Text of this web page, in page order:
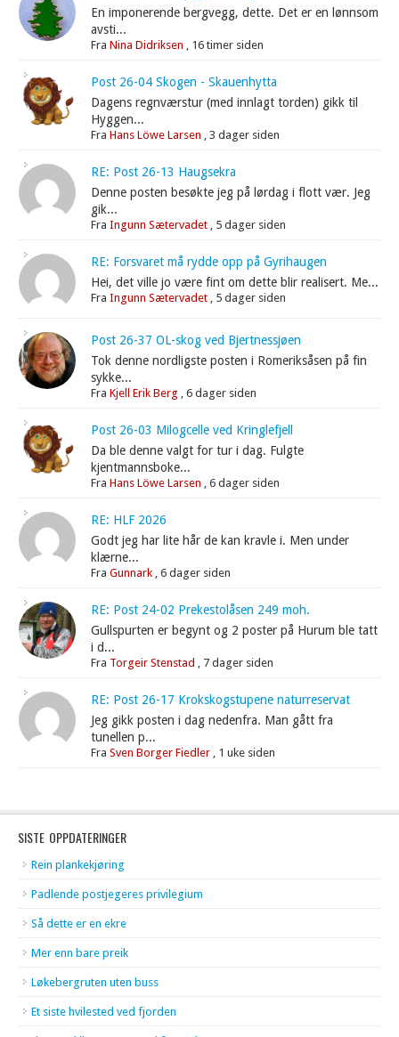
En imponerende bergvegg, dette. Det er en lønnsom
avsti...
FraNina Didriksen 16 timer siden
Post 26-04 Skogen - Skauenhytta
Dagens regnværstur (med innlagt torden) gikk til
Hyggen...
FraHans Löwe Larsen ,3 dager siden
RE: Post 26-13 Haugsekra
Denne posten besøkte jeg på lørdag i flott vær. Jeg
gik...
FraIngunn Sætervadet 5 dager siden
RE: Forsvaret må rydde opp på Gyrihaugen
Hei, det ville jo være fint om dette blir realisert. Me...
FraIngunn Sætervadet 5 dager siden
Post 26-37 OL-skog ved Bjertnessjøen
Tok denne nordligste posten i Romeriksåsen på fin
sykke...
FraKjell Erik Berg ,6 dager siden
Post 26-03 Milogcelle ved Kringlefjell
Da ble denne valgt for tur i dag. Fulgte
kjentmannsboke...
FraHans Löwe Larsen ,6 dager siden
RE: HLF 2026
Godt jeg har lite hår de kan kravle i. Men under
klærne...
FraGunnark ,6 dager siden
RE: Post 24-02 Prekestolåsen 249 moh.
Gullspurten er begynt og 2 poster på Hurum ble tatt
i d...
Fra Torgeir Stenstad 7 dager siden
RE: Post 26-17 Krokskogstupene naturreservat
Jeg gikk posten i dag nedenfra. Man gått fra
tunellen p...
FraSven Borger Fiedler 1 uke siden
SISTE OPPDATERINGER
Rein plankekjøring
Padlende postjegeres privilegium
Så dette er en ekre
Mer enn bare preik
Løkebergruten uten buss
Et siste hvilested ved fjorden